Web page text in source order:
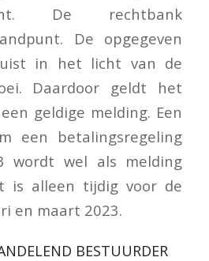
De rechtbank
De opgegeven
in het licht van de
Daardoor geldt het
geldige melding. Een
een betalingsregeling
wordt wel als melding
is alleen tijdig voor de
en maart 2023.
BESTUURDER